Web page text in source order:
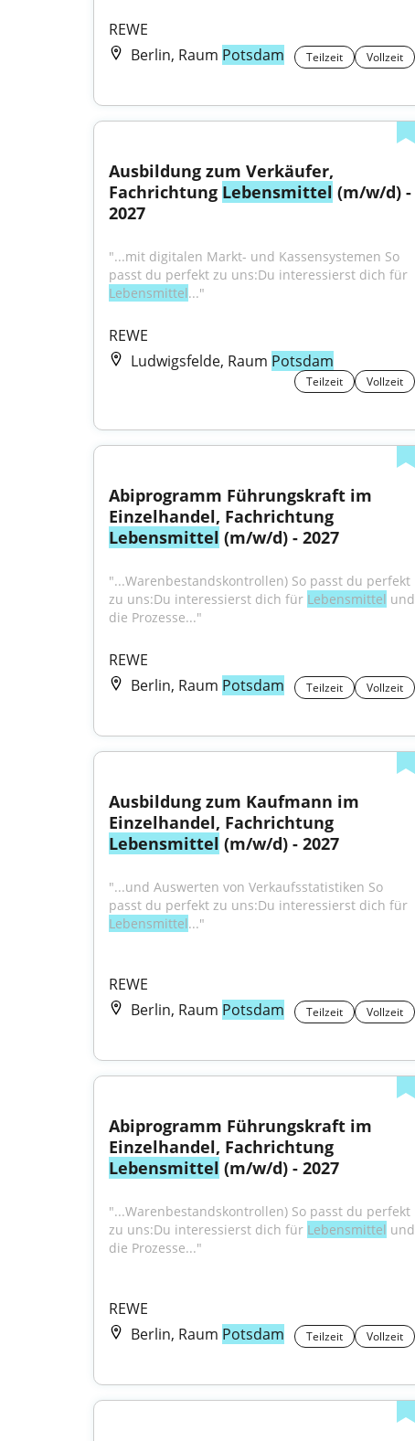
REWE
Berlin, Raum Potsdam Teilzeit Vollzeit
Ausbildung zum Verkäufer,
Fachrichtung Lebensmittel (m/w/d) -
2027
"...mit digitalen Markt- und Kassensystemen So
Lebensmittel..."
REWE
Ludwigsfelde, Raum Potsdam
Teilzeit Vollzeit
Abiprogramm Führungskraft im
Lebensmittel (m/w/d) - 2027
"...Warenbestandskontrollen) So passt du perfekt
zu uns:Du interessierst dich für Lebensmittel und
die Prozesse..."
REWE
Berlin, Raum Potsdam Teilzeit Vollzeit
Ausbildung zum Kaufmann im
Lebensmittel (m/w/d) - 2027
"...und Auswerten von Verkaufsstatistiken So
Lebensmittel..."
REWE
Berlin, Raum Potsdam Teilzeit Vollzeit
Abiprogramm Führungskraft im
Lebensmittel (m/w/d) - 2027
"...Warenbestandskontrollen) So passt du perfekt
zu uns:Du interessierst dich für Lebensmittel und
die Prozesse..."
REWE
Berlin, Raum Potsdam Teilzeit Vollzeit